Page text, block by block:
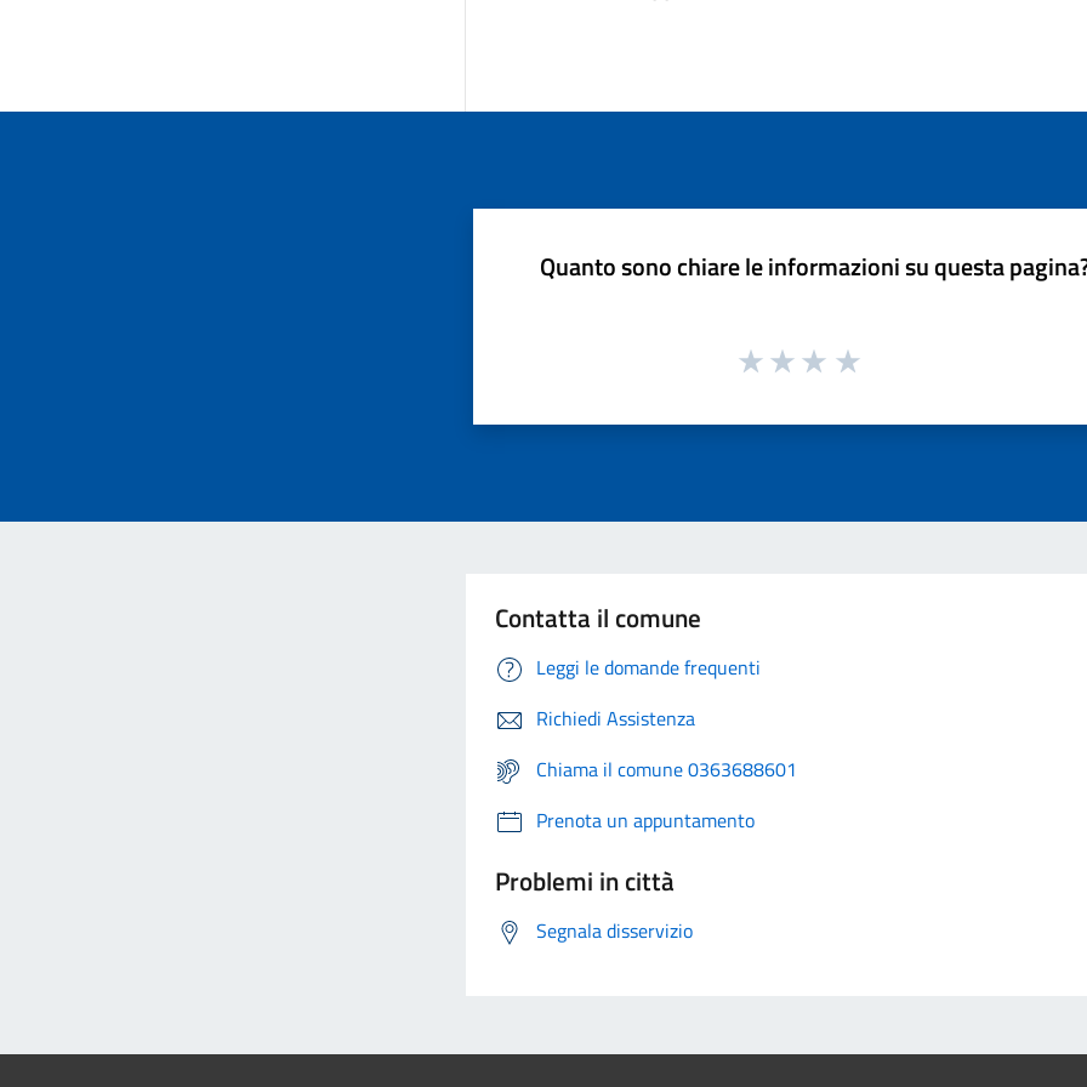
Quanto sono chiare le informazioni su questa
Contatta il comune
Leggi le domande frequenti
Richiedi Assistenza
Chiama il comune 0363688601
Prenota un appuntamento
Problemi in città
Segnala disservizio